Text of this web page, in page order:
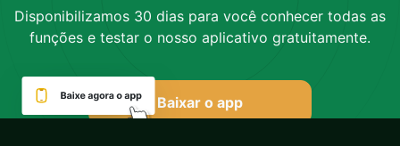
Disponibilizamos 30 dias para você conhecer todas as
funções e testar o nosso aplicativo gratuitamente.
Baixar o app